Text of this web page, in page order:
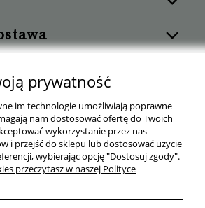
prywatność
im technologie umożliwiają poprawne
nam dostosować ofertę do Twoich
wykorzystanie przez nas
i przejść do sklepu lub dostosować użycie
wybierając opcję "Dostosuj zgody".
przeczytasz w naszej Polityce